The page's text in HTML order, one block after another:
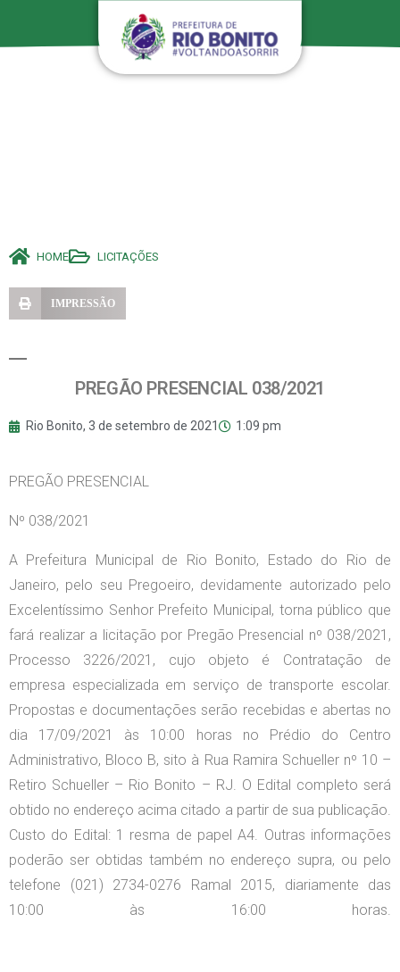
HOME LICITAÇÕES
IMPRESSÃO
PREGÃO PRESENCIAL 038/2021
Rio Bonito, 3 de setembro de 2021 1:09 pm
PREGÃO PRESENCIAL
Nº 038/2021
A Prefeitura Municipal de Rio Bonito, Estado do Rio de
Janeiro, pelo seu Pregoeiro, devidamente autorizado pelo
Excelentíssimo Senhor Prefeito Municipal, torna público que
fará realizar a licitação por Pregão Presencial nº 038/2021,
Processo 3226/2021, cujo objeto é Contratação de
empresa especializada em serviço de transporte escolar.
Propostas e documentações serão recebidas e abertas no
dia 17/09/2021 às 10:00 horas no Prédio do Centro
Administrativo, Bloco B, sito à Rua Ramira Schueller nº 10 –
Retiro Schueller – Rio Bonito – RJ. O Edital completo será
obtido no endereço acima citado a partir de sua publicação.
Custo do Edital: 1 resma de papel A4. Outras informações
poderão ser obtidas também no endereço supra, ou pelo
telefone (021) 2734-0276 Ramal 2015, diariamente das
10:00 às 16:00 horas.